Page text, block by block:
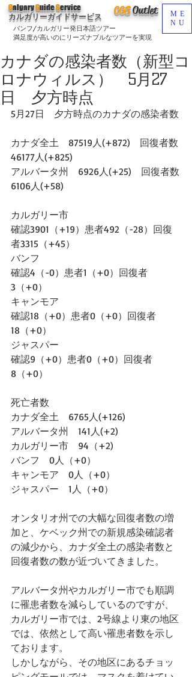
CGSOutlet
バンフ/カルガリー発日本語ツアー
満足度が高いのにリーズナブルなツアーを実現
CalgaryGuideService
カルガリーガイドサービス
ME
NU
カナダの感染者数（新型コ
ロナウィルス） 5月27
日 夕方時点
5月27日　夕方時点のカナダの感染者数
カナダ全土　87519人(+872)　回復者数
46177人(+825)
アルバータ州　6926人(+25)　回復者数
6106人(+58)
カルガリー市
確認3901（+19）患者492（-28）回復
者3315（+45）
バンフ
確認4（-0）患者1（+0）回復者
3（+0）
キャンモア
確認18（+0）患者0（+0）回復者
18（+0）
ジャスパー
確認9（+0）患者0（+0）回復者
8（+0）
死亡者数
カナダ全土　6765人(+126)
アルバータ州　141人(+2)
カルガリー市　94（+2)
バンフ　0人（+0）
キャンモア　0人（+0）
ジャスパー　1人（+0）
オンタリオ州での大幅な回復者数の増
加と、ケベック州での新規感染確認者
の減少から、カナダ全土の感染者数と
回復者数の数が近づいてきました。
アルバータ州やカルガリー市でも順調
に罹患者数を減らしているのですが、
カルガリー市では、2号線より東の地区
では、依然として高い罹患者数を示し
ております。
しかしながら、その地区にあるチョッ